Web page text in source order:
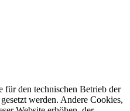
für den technischen Betrieb der
werden. Andere Cookies,